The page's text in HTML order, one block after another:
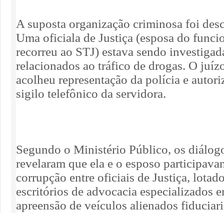
A suposta organização criminosa foi
Uma oficiala de Justiça (esposa do
recorreu ao STJ) estava sendo
relacionados ao tráfico de drogas. O
acolheu representação da polícia e
sigilo telefônico da servidora.
Segundo o Ministério Público, os
revelaram que ela e o esposo
corrupção entre oficiais de Justiça,
escritórios de advocacia especializados
apreensão de veículos alienados